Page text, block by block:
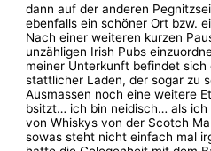
dann auf der anderen
ebenfalls ein schöner Ort bzw.
Nach einer weiteren kurzen
unzähligen Irish Pubs
meiner Unterkunft befindet sich
stattlicher Laden, der sogar zu
Ausmassen noch eine weitere
bsitzt… ich bin neidisch… als ich
von Whiskys von der Scotch
sowas steht nicht einfach mal